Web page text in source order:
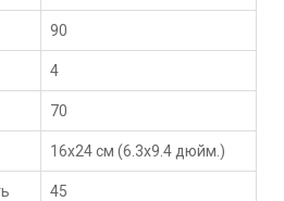
90
4
70
16x24 см (6.3x9.4 дюйм.)
45